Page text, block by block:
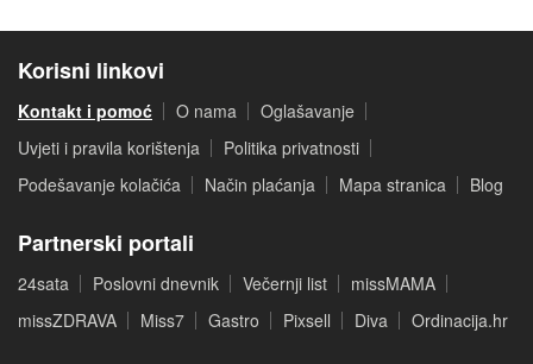
Korisni linkovi
Kontakt i pomoć O nama
Oglašavanje
Uvjeti i pravila korištenja
Politika privatnosti
Podešavanje kolačića
Način plaćanja Mapa stranica Blog
Partnerski portali
24sata Poslovni dnevnik Večernji list
missMAMA
missZDRAVA
Miss7 Gastro Pixsell Diva Ordinacija.hr